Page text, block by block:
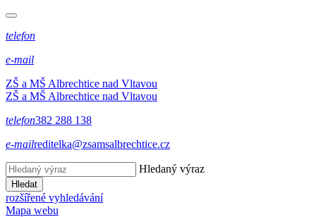
telefon
e-mail
ZŠ a MŠ Albrechtice nad Vltavou
ZŠ a MŠ Albrechtice nad Vltavou
telefon382 288 138
e-mailreditelka@zsamsalbrechtice.cz
Hledaný výraz
Hledat
rozšířené vyhledávání
Mapa webu